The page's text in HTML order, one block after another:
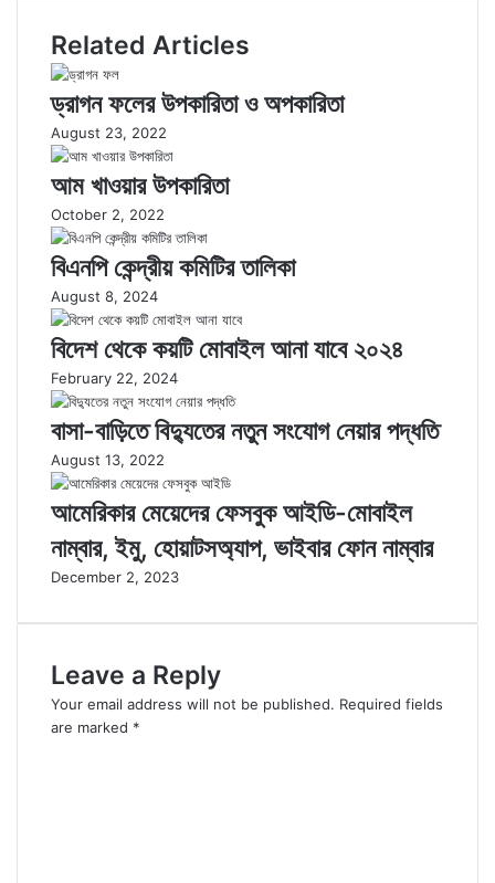
Related Articles
ড্রাগন ফলের উপকারিতা ও অপকারিতা
August 23, 2022
আম খাওয়ার উপকারিতা
October 2, 2022
বিএনপি কেন্দ্রীয় কমিটির তালিকা
August 8, 2024
বিদেশ থেকে কয়টি মোবাইল আনা যাবে ২০২৪
February 22, 2024
বাসা-বাড়িতে বিদ্যুতের নতুন সংযোগ নেয়ার পদ্ধতি
August 13, 2022
আমেরিকার মেয়েদের ফেসবুক আইডি-মোবাইল
নাম্বার, ইমু, হোয়াটসঅ্যাপ, ভাইবার ফোন নাম্বার
December 2, 2023
Leave a Reply
Your email address will not be published. Required fields
are marked *